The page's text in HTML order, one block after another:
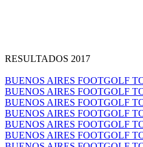
RESULTADOS 2017
BUENOS AIRES FOOTGOLF
BUENOS AIRES FOOTGOLF
BUENOS AIRES FOOTGOLF
BUENOS AIRES FOOTGOLF
BUENOS AIRES FOOTGOLF
BUENOS AIRES FOOTGOLF